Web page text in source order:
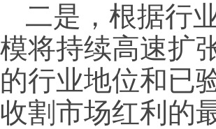
二是，根据行
模将持续高速扩
的行业地位和已
收割市场红利的